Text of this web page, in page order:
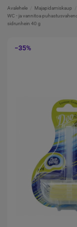
Avalehele Majapidamiskaup
WC - ja vannitoa
sidrunhein 40 g
−35%